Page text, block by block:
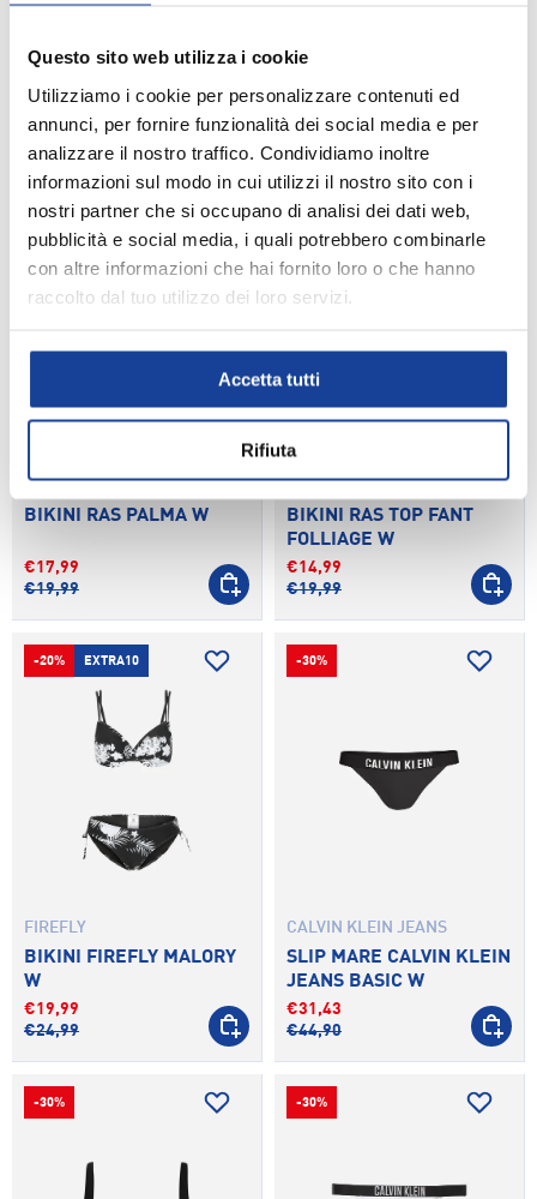
Questo sito web utilizza i cookie
Utilizziamo i cookie per personalizzare contenuti ed
annunci, per fornire funzionalità dei social media e per
analizzare il nostro traffico. Condividiamo inoltre
informazioni sul modo in cui utilizzi il nostro sito con i
nostri partner che si occupano di analisi dei dati web,
pubblicità e social media, i quali potrebbero combinarle
con altre informazioni che hai fornito loro o che hanno
raccolto dal tuo utilizzo dei loro servizi.
Accetta tutti
Rifiuta
€14,99
€19,99
SCEGLI OPZIONI
COPRICOSTUME FIREFLY
BLACK W
€14,99
€19,99
-10% EXTRA10
RAS
BIKINI RAS PALMA W
€17,99
€19,99
SCEGLI OPZIONI
-25% EXTRA10
RAS
BIKINI RAS TOP FANT
FOLLIAGE W
€14,99
€19,99
-20% EXTRA10
FIREFLY
BIKINI FIREFLY MALORY
W
€19,99
€24,99
SCEGLI OPZIONI
-30%
CALVIN KLEIN JEANS
SLIP MARE CALVIN KLEIN
JEANS BASIC W
€31,43
€44,90
-30% -30%